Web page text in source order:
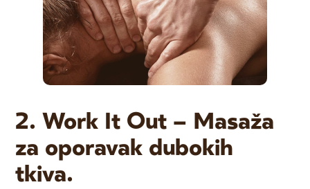
2. Work It Out – Masaža
za oporavak dubokih
tkiva.